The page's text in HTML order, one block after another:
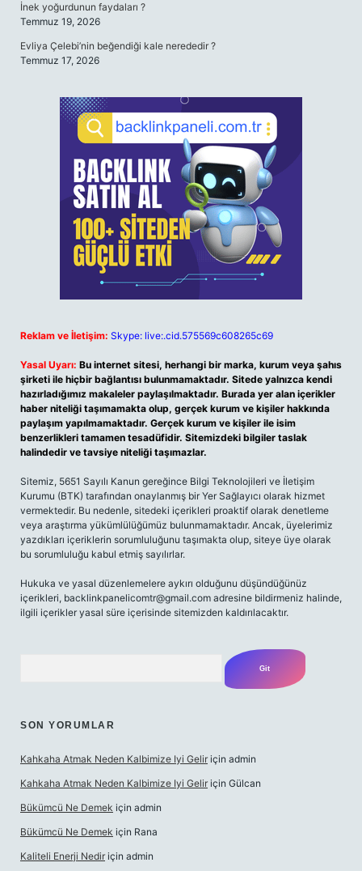
İnek yoğurdunun faydaları ?
Temmuz 19, 2026
Evliya Çelebi’nin beğendiği kale nerededir ?
Temmuz 17, 2026
Reklam ve İletişim: Skype: live:.cid.575569c608265c69
Yasal Uyarı: Bu internet sitesi, herhangi bir marka, kurum veya şahıs
şirketi ile hiçbir bağlantısı bulunmamaktadır. Sitede yalnızca kendi
hazırladığımız makaleler paylaşılmaktadır. Burada yer alan içerikler
haber niteliği taşımamakta olup, gerçek kurum ve kişiler hakkında
paylaşım yapılmamaktadır. Gerçek kurum ve kişiler ile isim
benzerlikleri tamamen tesadüfidir. Sitemizdeki bilgiler taslak
halindedir ve tavsiye niteliği taşımazlar.
Sitemiz, 5651 Sayılı Kanun gereğince Bilgi Teknolojileri ve İletişim
Kurumu (BTK) tarafından onaylanmış bir Yer Sağlayıcı olarak hizmet
vermektedir. Bu nedenle, sitedeki içerikleri proaktif olarak denetleme
veya araştırma yükümlülüğümüz bulunmamaktadır. Ancak, üyelerimiz
yazdıkları içeriklerin sorumluluğunu taşımakta olup, siteye üye olarak
bu sorumluluğu kabul etmiş sayılırlar.
Hukuka ve yasal düzenlemelere aykırı olduğunu düşündüğünüz
içerikleri, backlinkpanelicomtr@gmail.com adresine bildirmeniz halinde,
ilgili içerikler yasal süre içerisinde sitemizden kaldırılacaktır.
SON YORUMLAR
Kahkaha Atmak Neden Kalbimize Iyi Gelir için admin
Kahkaha Atmak Neden Kalbimize Iyi Gelir için Gülcan
Bükümcü Ne Demek için admin
Bükümcü Ne Demek için Rana
Kaliteli Enerji Nedir için admin